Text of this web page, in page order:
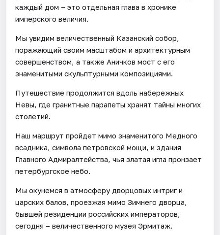
каждый дом – это отдельная глава в хронике
имперского величия.
Мы увидим величественный Казанский собор,
поражающий своим масштабом и архитектурным
совершенством, а также Аничков мост с его
знаменитыми скульптурными композициями.
Путешествие продолжится вдоль набережных
Невы, где гранитные парапеты хранят тайны многих
столетий.
Наш маршрут пройдет мимо знаменитого Медного
всадника, символа петровской мощи, и здания
Главного Адмиралтейства, чья златая игла пронзает
петербургское небо.
Мы окунемся в атмосферу дворцовых интриг и
царских балов, проезжая мимо Зимнего дворца,
бывшей резиденции российских императоров,
сегодня – величественного музея Эрмитаж.